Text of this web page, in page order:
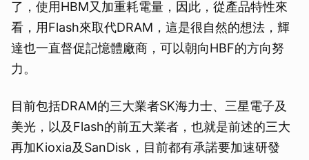
了，使用HBM又加重耗電量，因此，從產品特性來
看，用Flash來取代DRAM，這是很自然的想法，輝
達也一直督促記憶體廠商，可以朝向HBF的方向努
力。
目前包括DRAM的三大業者SK海力士、三星電子及
美光，以及Flash的前五大業者，也就是前述的三大
再加Kioxia及SanDisk，目前都有承諾要加速研發